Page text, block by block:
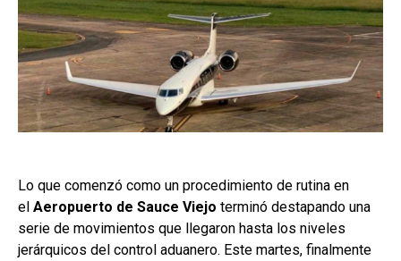
Lo que comenzó como un procedimiento de rutina en
el Aeropuerto de Sauce Viejo terminó destapando una
serie de movimientos que llegaron hasta los niveles
jerárquicos del control aduanero. Este martes, finalmente